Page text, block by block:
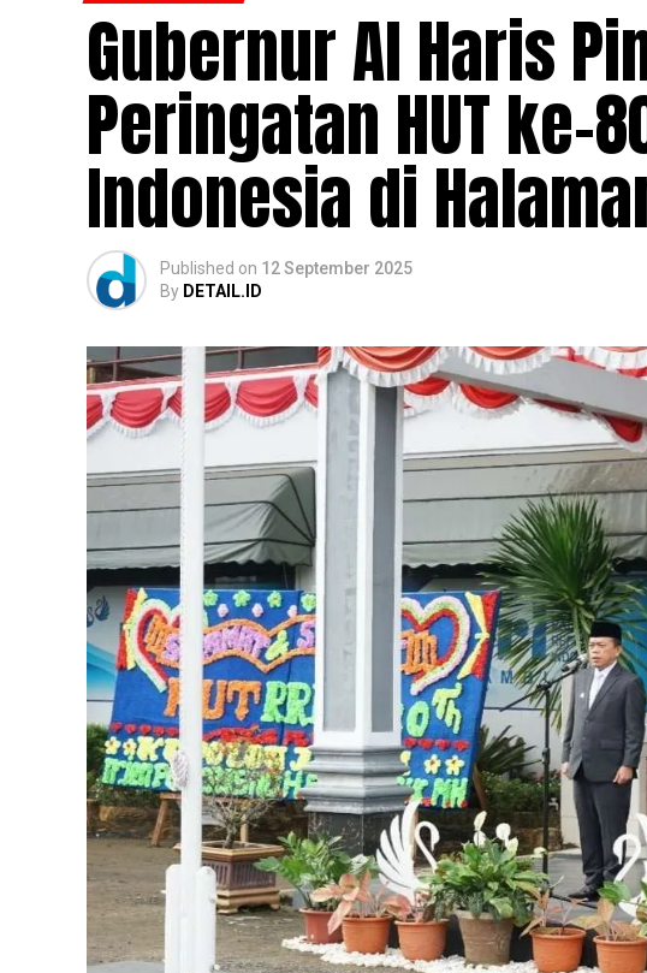
Gubernur Al Haris
Peringatan HUT ke-
Indonesia di
Published on 12 September 2025
By DETAIL.ID